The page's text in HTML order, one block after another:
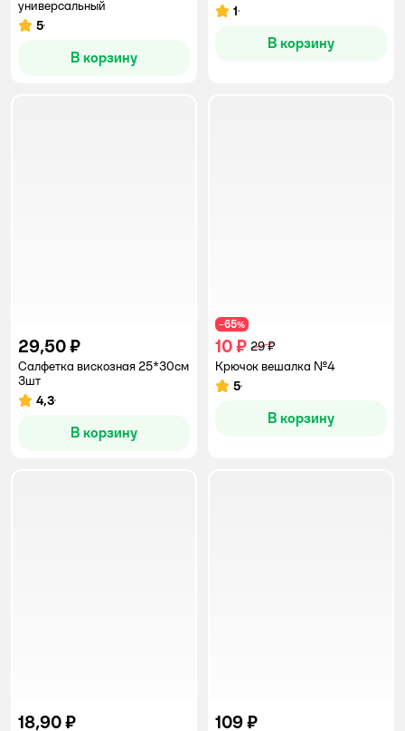
универсальный
Рейтинг:
5
В корзину
Рейтинг:
1
В корзину
29,50 ₽
Салфетка вискозная 25*30см
3шт
Рейтинг:
4,3
В корзину
−65%
10 ₽ 29 ₽
Крючок вешалка №4
Рейтинг:
5
В корзину
18,90 ₽ 109 ₽